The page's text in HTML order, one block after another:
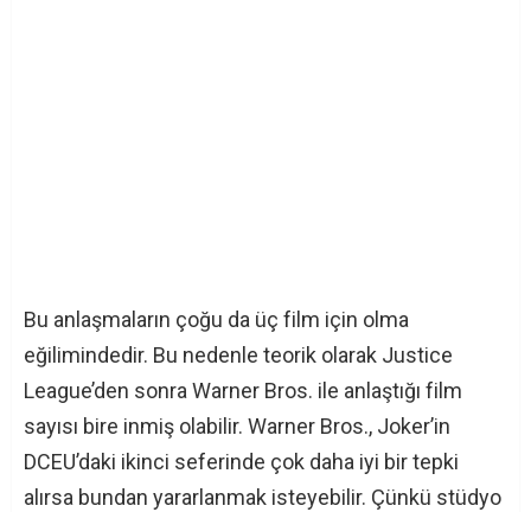
Bu anlaşmaların çoğu da üç film için olma
eğilimindedir. Bu nedenle teorik olarak Justice
League’den sonra Warner Bros. ile anlaştığı film
sayısı bire inmiş olabilir. Warner Bros., Joker’in
DCEU’daki ikinci seferinde çok daha iyi bir tepki
alırsa bundan yararlanmak isteyebilir. Çünkü stüdyo